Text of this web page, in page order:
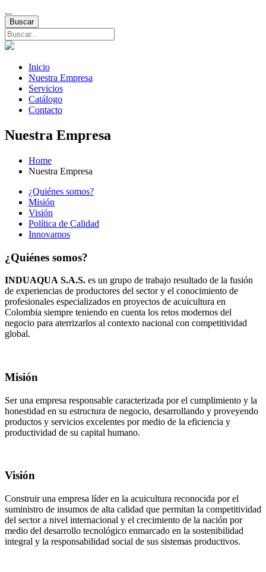
Inicio
Nuestra Empresa
Servicios
Catálogo
Contacto
Nuestra Empresa
Home
Nuestra Empresa
¿Quiénes somos?
Misión
Visión
Política de Calidad
Innovamos
¿Quiénes somos?
INDUAQUA S.A.S. es un grupo de trabajo resultado de la fusión
de experiencias de productores del sector y el conocimiento de
profesionales especializados en proyectos de acuicultura en
Colombia siempre teniendo en cuenta los retos modernos del
negocio para aterrizarlos al contexto nacional con competitividad
global.
Misión
Ser una empresa responsable caracterizada por el cumplimiento y la
honestidad en su estructura de negocio, desarrollando y proveyendo
productos y servicios excelentes por medio de la eficiencia y
productividad de su capital humano.
Visión
Construir una empresa líder en la acuicultura reconocida por el
suministro de insumos de alta calidad que permitan la competitividad
del sector a nivel internacional y el crecimiento de la nación por
medio del desarrollo tecnológico enmarcado en la sostenibilidad
integral y la responsabilidad social de sus sistemas productivos.